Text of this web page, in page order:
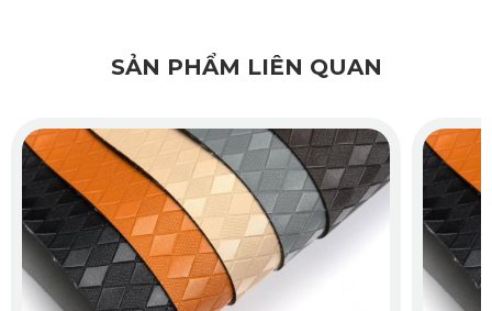
phanh đột ngột, thảm vẫn giữ nguyên vị trí, không xô lệch.
KATA cung cấp thảm sàn ô tô 360 Volvo V60 với nhiều màu
sắc: đen, nâu, da bò, ghi và kem. Mỗi màu sắc đều được
chọn lọc kỹ để phù hợp với từng loại phong cách nội thất.
Từ cá tính mạnh mẽ đến nhẹ nhàng, lịch lãm, chủ xe đều có
thể lựa chọn bộ thảm phù hợp nhất.
SẢN PHẨM LIÊN QUAN